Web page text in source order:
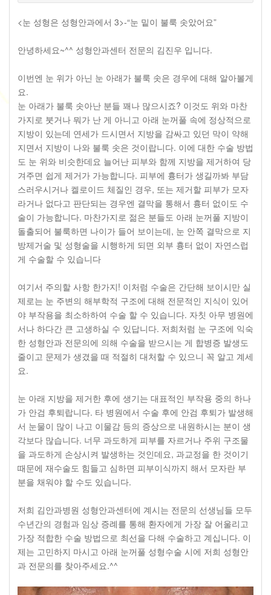
<눈 성형은 성형안과에서 3>-“눈 밑이 불룩 솟았어요”
안녕하세요~^^ 성형안과센터 전문의 김진우 입니다.
이번엔 눈 위가 아닌 눈 아래가 불룩 솟은 경우에 대해 알아볼게
요.
눈 아래가 불룩 솟아난 분들 꽤나 많으시죠? 이것도 위와 마찬
가지로 붓거나 뭐가 난 게 아니고 아래 눈꺼풀 속에 정상적으로
지방이 있는데 연세가 드시면서 지방을 감싸고 있던 막이 약해
지면서 지방이 나와 불룩 솟은 것이랍니다. 이에 대한 수술 방법
도 눈 위와 비슷한데요 늘어난 피부와 함께 지방을 제거하여 당
겨주면 쉽게 제거가 가능합니다. 피부에 흉터가 생길까봐 부담
스러우시거나 켈로이드 체질인 경우, 또는 제거할 피부가 모자
라거나 없다고 판단되는 경우엔 결막을 통해서 흉터 없이도 수
술이 가능합니다. 마찬가지로 젊은 분들도 아래 눈꺼풀 지방이
돌출되어 불룩하면 나이가 들어 보이는데, 눈 안쪽 결막으로 지
방제거술 및 성형술을 시행하게 되면 외부 흉터 없이 자연스럽
게 수술할 수 있습니다
여기서 주의할 사항 한가지! 이처럼 수술은 간단해 보이시만 실
제로는 눈 주변의 해부학적 구조에 대해 전문적인 지식이 있어
야 부작용을 최소하하여 수술 할 수 있습니다. 자칫 아무 병원에
서나 하다간 큰 고생하실 수 있답니다. 저희처럼 눈 구조에 익숙
한 성형안과 전문의에 의해 수술을 받으시는 게 합병증 발생도
줄이고 문제가 생겼을 때 적절히 대처할 수 있으니 꼭 알고 계세
요.
눈 아래 지방을 제거한 후에 생기는 대표적인 부작용 중의 하나
가 안검 후퇴랍니다. 타 병원에서 수술 후에 안검 후퇴가 발생해
서 눈물이 많이 나고 이물감 등의 증상으로 내원하시는 분이 생
각보다 많습니다. 너무 과도하게 피부를 자르거나 주위 구조물
을 과도하게 손상시켜 발생하는 것인데요, 과교정을 한 것이기
때문에 재수술도 힘들고 심하면 피부이식까지 해서 모자란 부
분을 채워야 할 수도 있습니다.
저희 김안과병원 성형안과센터에 계시는 전문의 선생님들 모두
수년간의 경험과 임상 증례를 통해 환자에게 가장 잘 어울리고
가장 적합한 수술 방법으로 최선을 다해 수술하고 계십니다. 이
제는 고민하지 마시고 아래 눈꺼풀 성형수술 시에 저희 성형안
과 전문의를 찾아주세요.^^